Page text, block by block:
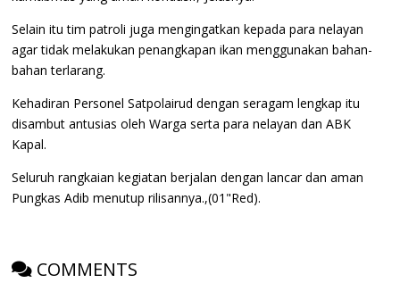
Selain itu tim patroli juga mengingatkan kepada para nelayan
agar tidak melakukan penangkapan ikan menggunakan bahan-
bahan terlarang.
Kehadiran Personel Satpolairud dengan seragam lengkap itu
disambut antusias oleh Warga serta para nelayan dan ABK
Kapal.
Seluruh rangkaian kegiatan berjalan dengan lancar dan aman
Pungkas Adib menutup rilisannya.,(01"Red).
COMMENTS